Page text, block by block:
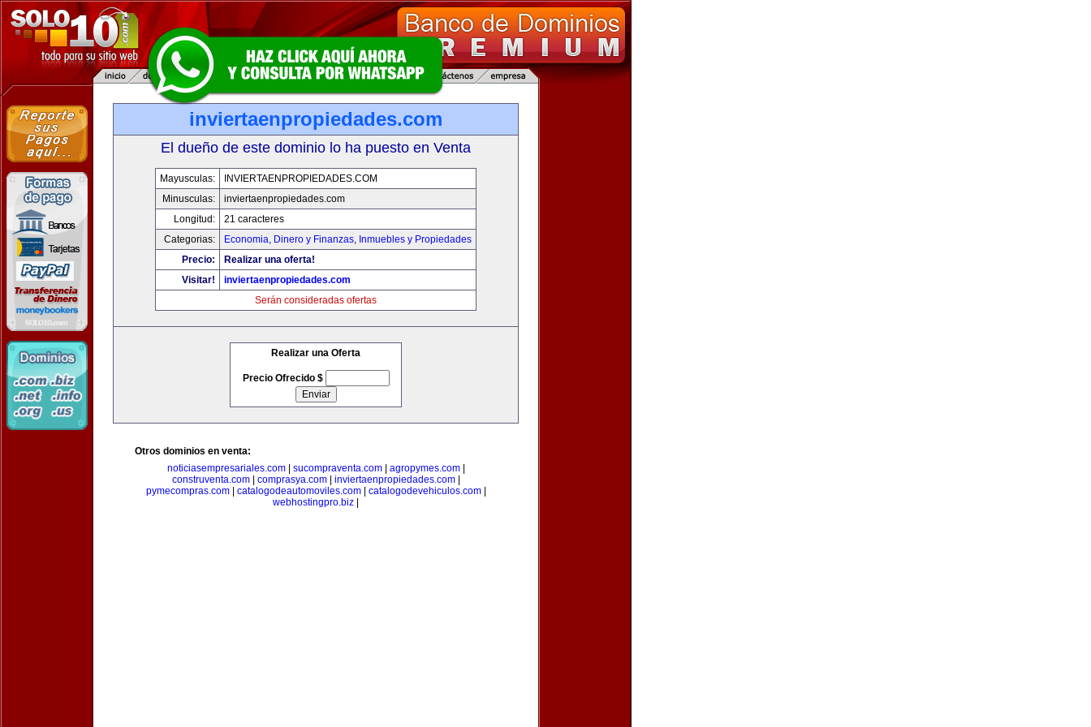
inviertaenpropiedades.com
El dueño de este dominio lo ha puesto en Venta
Mayusculas:
INVIERTAENPROPIEDADES.COM
Minusculas:
inviertaenpropiedades.com
Longitud:
21 caracteres
Categorias:
Economia, Dinero y Finanzas, Inmuebles y Propiedades
Precio:
Realizar una oferta!
Visitar!
inviertaenpropiedades.com
Serán consideradas ofertas
Realizar una Oferta
Precio Ofrecido $
Otros dominios en venta:
noticiasempresariales.com| sucompraventa.com| agropymes.com|
construventa.com| comprasya.com| inviertaenpropiedades.com|
pymecompras.com| catalogodeautomoviles.com| catalogodevehiculos.com|
webhostingpro.biz